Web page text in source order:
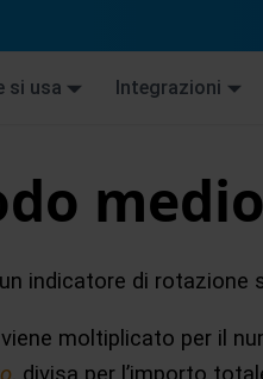
si usa Integrazioni
medio
indicatore di rotazione
moltiplicato per il